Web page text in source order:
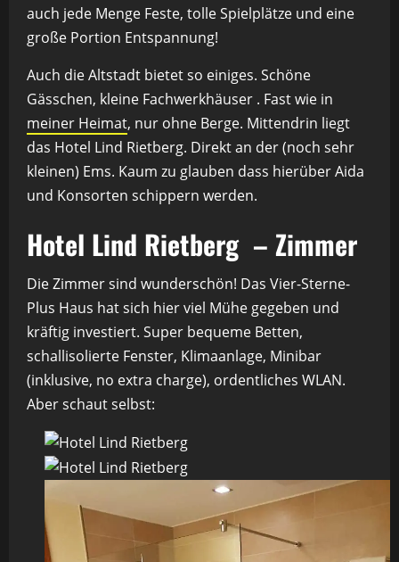
auch jede Menge Feste, tolle Spielplätze und eine
große Portion Entspannung!
Auch die Altstadt bietet so einiges. Schöne
Gässchen, kleine Fachwerkhäuser . Fast wie in
meiner Heimat, nur ohne Berge. Mittendrin liegt
das Hotel Lind Rietberg. Direkt an der (noch sehr
kleinen) Ems. Kaum zu glauben dass hierüber Aida
und Konsorten schippern werden.
Hotel Lind Rietberg – Zimmer
Die Zimmer sind wunderschön! Das Vier-Sterne-
Plus Haus hat sich hier viel Mühe gegeben und
kräftig investiert. Super bequeme Betten,
schallisolierte Fenster, Klimaanlage, Minibar
(inklusive, no extra charge), ordentliches WLAN.
Aber schaut selbst: